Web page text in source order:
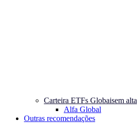
Carteira ETFs Globaisem alta
Alfa Global
Outras recomendações